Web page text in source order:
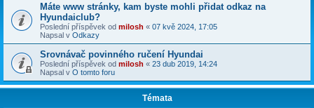
Máte www stránky, kam byste mohli přidat odkaz na
Hyundaiclub?
Poslední příspěvek od milosh « 07 kvě 2024, 17:05
Napsal v Odkazy
Srovnávač povinného ručení Hyundai
Poslední příspěvek od milosh « 23 dub 2019, 14:24
Napsal v O tomto foru
Témata